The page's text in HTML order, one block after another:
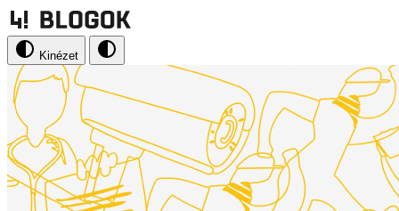
Kinézet